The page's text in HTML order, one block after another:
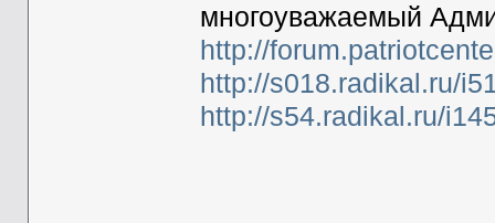
многоуважаемый
http://
http://s018.radikal.ru/
http://s54.radikal.ru/